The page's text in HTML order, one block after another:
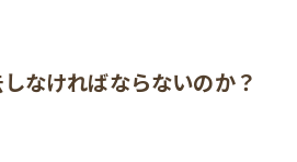
なければならないのか？